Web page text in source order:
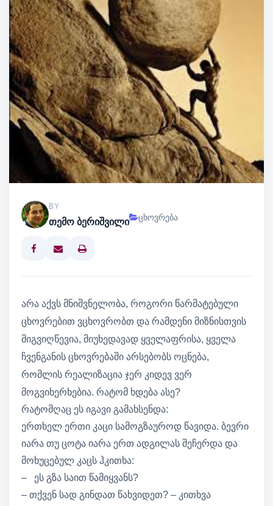
BY
თემო ბერიშვილი ცხოვრება
Print
არა აქვს მნიშვნელობა, როგორი წარმატებული
ცხოვრებით ვცხოვრობთ და რამდენი მიზნისთვის
მიგვიღწევია, მიუხედავად ყველაფრისა, ყველა
ჩვენგანის ცხოვრებაში არსებობს ოცნება,
რომლის რეალიზაცია ჯერ კიდევ ვერ
მოგვიხერხებია. რატომ ხდება ასე?
რატომღაც ეს იგავი გამახსენდა:
ერთხელ ერთი კაცი სამოგზაუროდ წავიდა. ბევრი
იარა თუ ცოტა იარა ერთ ადგილას შეჩერდა და
მოხუცებულ კაცს ჰკითხა:
– ეს გზა საით წამიყვანს?
– თქვენ სად გინდათ წახვიდეთ? – კითხვა